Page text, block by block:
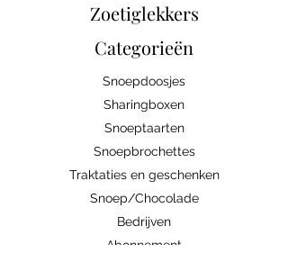
Zoetiglekkers
Categorieën
Snoepdoosjes
Sharingboxen
Snoeptaarten
Snoepbrochettes
Traktaties en geschenken
Snoep/Chocolade
Bedrijven
Abonnement